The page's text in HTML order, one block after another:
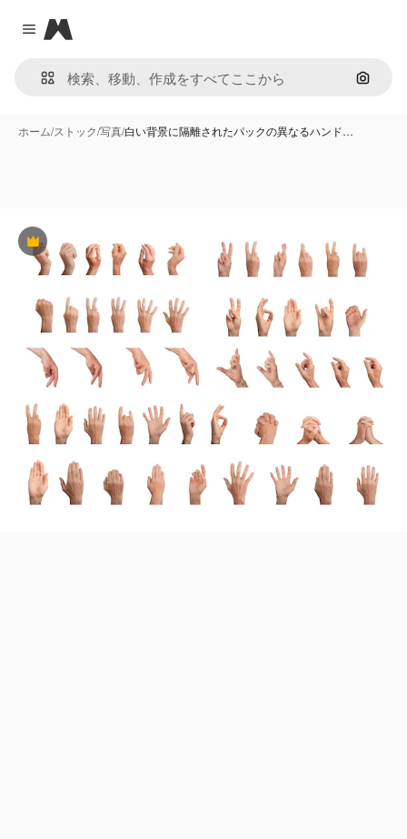
Close menu
Magnific
画像で
ホーム/ストック/写真/白い背景に隔離されたパックの異なるハンド…
Premium